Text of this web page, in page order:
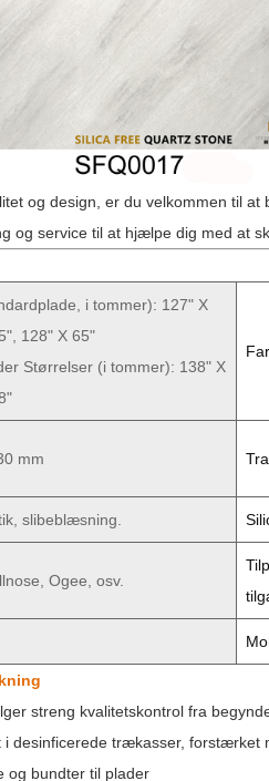
og design, er du velkommen til at
og service til at hjælpe dig med at
i tommer): 127" X
128" X 65"
Størrelser (i tommer): 138" X
mm
slibeblæsning.
Ogee, osv.
streng kvalitetskontrol fra
desinficerede trækasser, forstærket
og bundter til plader